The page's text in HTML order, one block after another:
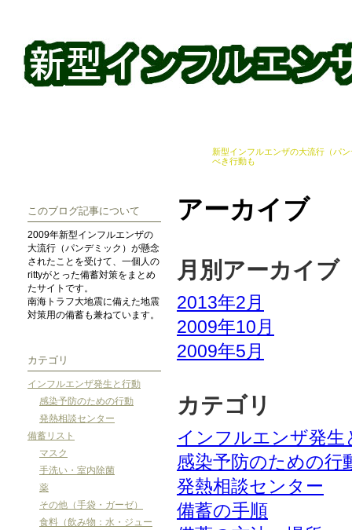
新型インフルエンザの大流行（パ
べき行動も
アーカイブ
月別アーカイブ
2013年2月
2009年10月
2009年5月
カテゴリ
インフルエンザ発生
感染予防のための行
発熱相談センター
備蓄の手順
このブログ記事について
2009年新型インフルエンザの
大流行（パンデミック）が懸念
されたことを受けて、一個人の
rittyがとった備蓄対策をまとめ
たサイトです。
南海トラフ大地震に備えた地震
対策用の備蓄も兼ねています。
カテゴリ
インフルエンザ発生と行動
感染予防のための行動
発熱相談センター
備蓄リスト
マスク
手洗い・室内除菌
薬
その他（手袋・ガーゼ）
食料（飲み物：水・ジュー